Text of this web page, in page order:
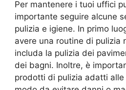
Per mantenere i tuoi uffici
importante seguire alcune
pulizia e igiene. In primo
avere una routine di pulizia
includa la pulizia dei
dei bagni. Inoltre, è
prodotti di pulizia adatti